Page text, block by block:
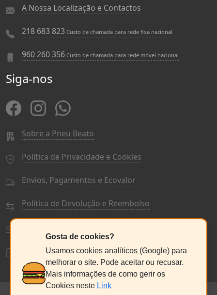
A Nossa Localização e Contactos
218 683 823 Custo de chamada para rede fixa nacional
960 260 356 Custo de chamada para rede móvel nacional
Siga-nos
Sobre a Pneu Beato
Política de Privacidade e Cookies
Envios, Pagamentos e Ecovalor
Política de Devolução e Reembolso
Livro de Reclamações
Gosta de cookies?
Usamos cookies analíticos (Google) para
melhorar o site. Pode aceitar ou recusar.
Mais informações de como gerir os
Cookies neste Link